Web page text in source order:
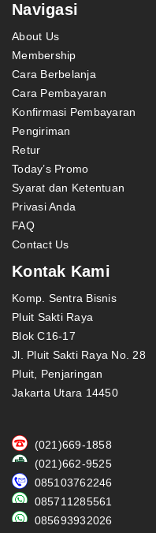
Navigasi
About Us
Membership
Cara Berbelanja
Cara Pembayaran
Konfirmasi Pembayaran
Pengiriman
Retur
Today’s Promo
Syarat dan Ketentuan
Privasi Anda
FAQ
Contact Us
Kontak Kami
Komp. Sentra Bisnis
Pluit Sakti Raya
Blok C16-17
Jl. Pluit Sakti Raya No. 28
Pluit, Penjaringan
Jakarta Utara 14450
(021)669-1858
(021)662-9525
085103762246
085711285561
085693932026